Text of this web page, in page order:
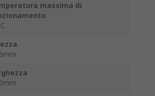
massima di